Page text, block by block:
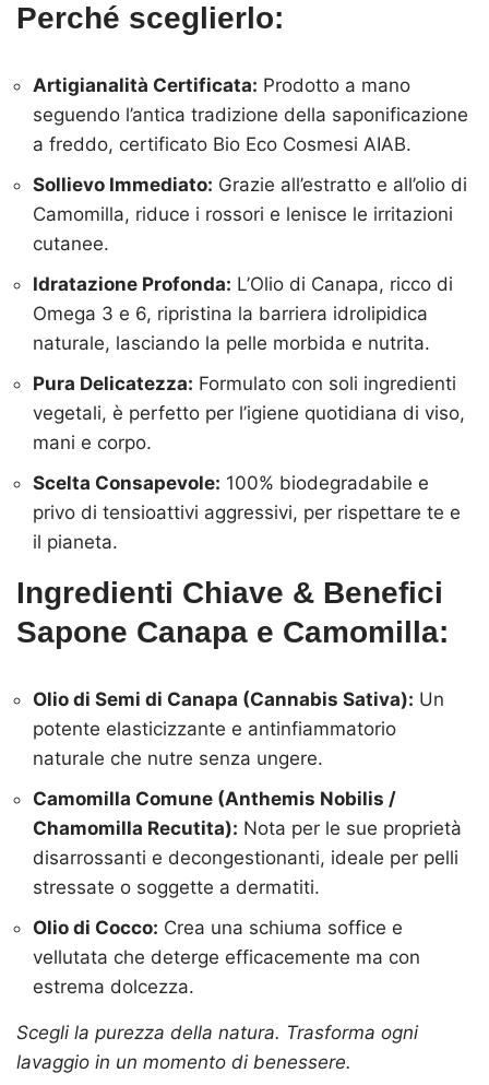
Perché sceglierlo:
Artigianalità Certificata: Prodotto a mano
seguendo l’antica tradizione della saponificazione
a freddo, certificato Bio Eco Cosmesi AIAB.
Sollievo Immediato: Grazie all’estratto e all’olio di
Camomilla, riduce i rossori e lenisce le irritazioni
cutanee.
Idratazione Profonda: L’Olio di Canapa, ricco di
Omega 3 e 6, ripristina la barriera idrolipidica
naturale, lasciando la pelle morbida e nutrita.
Pura Delicatezza: Formulato con soli ingredienti
vegetali, è perfetto per l’igiene quotidiana di viso,
mani e corpo.
Scelta Consapevole: 100% biodegradabile e
privo di tensioattivi aggressivi, per rispettare te e
il pianeta.
Ingredienti Chiave & Benefici
Sapone Canapa e Camomilla:
Olio di Semi di Canapa (Cannabis Sativa): Un
potente elasticizzante e antinfiammatorio
naturale che nutre senza ungere.
Camomilla Comune (Anthemis Nobilis /
Chamomilla Recutita): Nota per le sue proprietà
disarrossanti e decongestionanti, ideale per pelli
stressate o soggette a dermatiti.
Olio di Cocco: Crea una schiuma soffice e
vellutata che deterge efficacemente ma con
estrema dolcezza.
Scegli la purezza della natura. Trasforma ogni
lavaggio in un momento di benessere.